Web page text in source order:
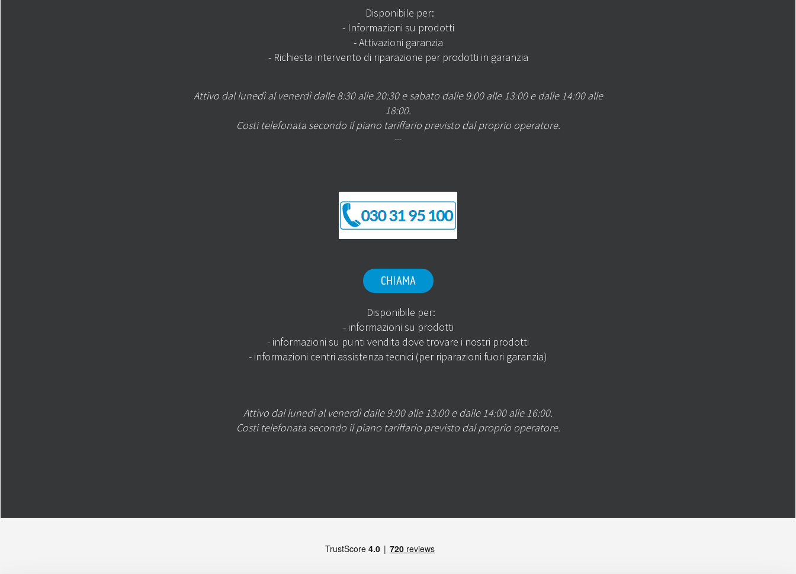
Disponibile per:
- Informazioni su prodotti
- Attivazioni garanzia
- Richiesta intervento di riparazione per prodotti in garanzia
Attivo dal lunedì al venerdì dalle 8:30 alle 20:30 e sabato dalle 9:00 alle 13:00 e dalle 14:00 alle
18:00.
Costi telefonata secondo il piano tariffario previsto dal proprio operatore.
---
CHIAMA
Disponibile per:
- informazioni su prodotti
- informazioni su punti vendita dove trovare i nostri prodotti
- informazioni centri assistenza tecnici (per riparazioni fuori garanzia)
Attivo dal lunedì al venerdì dalle 9:00 alle 13:00 e dalle 14:00 alle 16:00.
Costi telefonata secondo il piano tariffario previsto dal proprio operatore.